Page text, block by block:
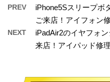
PREV
iPhone5Sスリープボ
ご来店！アイフォン
NEXT
iPadAir2のイヤフォ
来店！アイパッド修